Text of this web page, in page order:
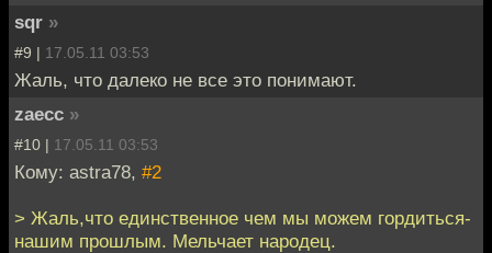
sqr »
#9 | 17.05.11 03:53
Жаль, что далеко не все это понимают.
zaecc »
#10 | 17.05.11 03:53
Кому: astra78, #2
> Жаль,что единственное чем мы можем гордиться-
нашим прошлым. Мельчает народец.